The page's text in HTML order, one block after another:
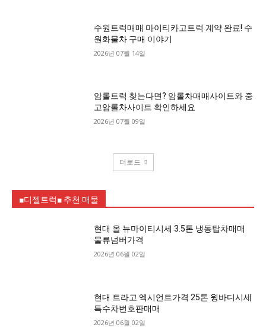
수원트럭매매 마이티카고트럭 계약 완료! 수
원화물차 구매 이야기
2026년 07월 14일
암롤트럭 찾는다면? 암롤차매매사이트와 중
고암롤차사이트 확인하세요
2026년 07월 09일
더로드
■디젤트럭■ 추천.매물
현대 올 뉴마이티시세 3.5톤 냉동탑차매매
물류넘버가격
2026년 06월 02일
현대 트라고 엑시언트가격 25톤 윙바디시세
특수차번호판매매
2026년 06월 02일